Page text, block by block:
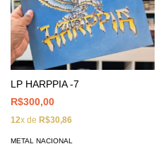
LP HARPPIA -7
R$300,00
12x de R$30,86
METAL NACIONAL